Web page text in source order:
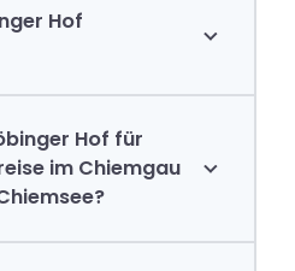
Hof
Hof für
im Chiemgau